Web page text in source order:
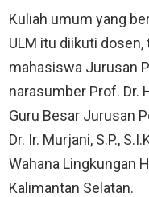
Kuliah umum yang
ULM itu diikuti dosen,
mahasiswa Jurusan
narasumber Prof. Dr.
Guru Besar Jurusan
Dr. Ir. Murjani, S.P.,
Wahana Lingkungan
Kalimantan Selatan.